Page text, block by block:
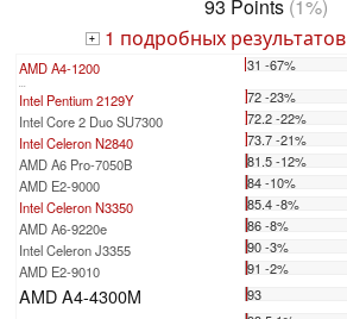
93 Points (1%)
+ 1 подробных результатов
AMD A4-1200 31 -67%
Intel Pentium 2129Y
72 -23%
Intel Core 2 Duo SU7300
72.2 -22%
Intel Celeron N2840
73.7 -21%
AMD A6 Pro-7050B
81.5 -12%
AMD E2-9000
84 -10%
Intel Celeron N3350
85.4 -8%
AMD A6-9220e
86 -8%
Intel Celeron J3355
90 -3%
AMD E2-9010
91 -2%
AMD A4-4300M
93